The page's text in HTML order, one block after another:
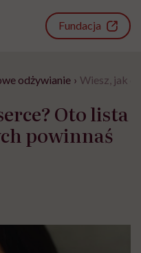
Fundacja
odżywianie › Wiesz, jak
Oto lista
powinnaś